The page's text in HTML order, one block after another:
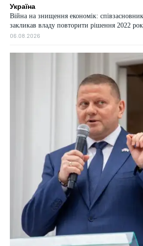
Україна
Війна на знищення економік:
закликав владу повторити рішення 2022
06.08.2026